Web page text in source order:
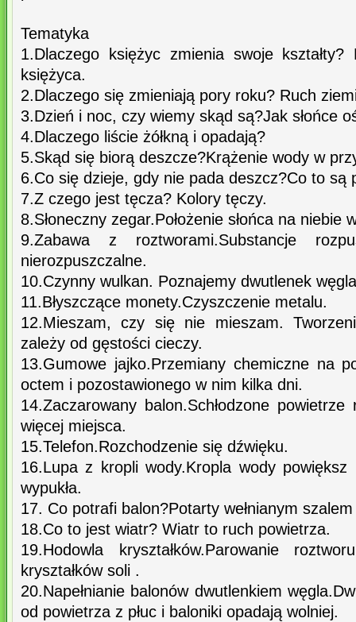
Tematyka
1.Dlaczego księżyc zmienia swoje kształty?
księżyca.
2.Dlaczego się zmieniają pory roku? Ruch
3.Dzień i noc, czy wiemy skąd są?Jak słońce
4.Dlaczego liście żółkną i opadają?
5.Skąd się biorą deszcze?Krążenie wody w
6.Co się dzieje, gdy nie pada deszcz?Co to są
7.Z czego jest tęcza? Kolory tęczy.
8.Słoneczny zegar.Położenie słońca na niebie
9.Zabawa z roztworami.Substancje
nierozpuszczalne.
10.Czynny wulkan. Poznajemy dwutlenek
11.Błyszczące monety.Czyszczenie metalu.
12.Mieszam, czy się nie mieszam.
zależy od gęstości cieczy.
13.Gumowe jajko.Przemiany chemiczne na
octem i pozostawionego w nim kilka dni.
14.Zaczarowany balon.Schłodzone
więcej miejsca.
15.Telefon.Rozchodzenie się dźwięku.
16.Lupa z kropli wody.Kropla wody powiększ
wypukła.
17. Co potrafi balon?Potarty wełnianym
18.Co to jest wiatr? Wiatr to ruch powietrza.
19.Hodowla kryształków.Parowanie
kryształków soli .
20.Napełnianie balonów dwutlenkiem
od powietrza z płuc i baloniki opadają wolniej.